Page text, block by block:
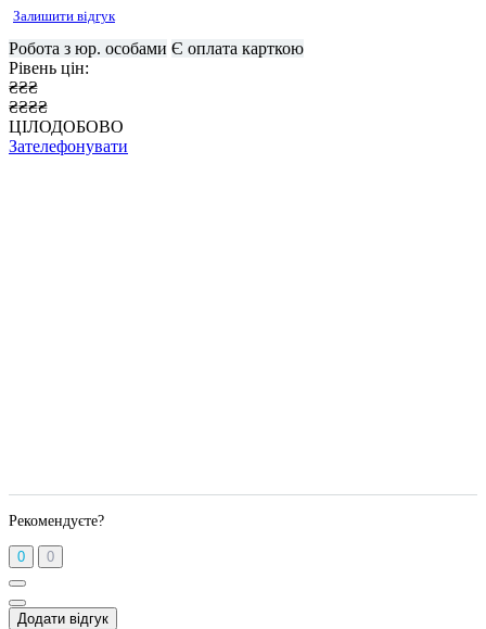
Залишити відгук
Робота з юр. особами Є оплата карткою
Рівень цін:
₴₴₴
₴₴₴₴
ЦІЛОДОБОВО
Зателефонувати
Рекомендуєте?
0 0
Додати відгук